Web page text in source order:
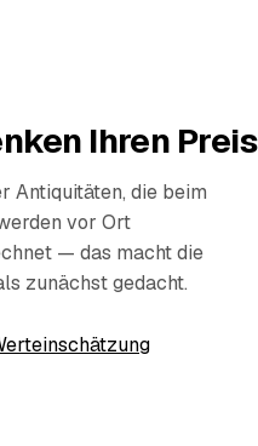
Ihren Preis
Antiquitäten, die beim
vor Ort
— das macht die
zunächst gedacht.